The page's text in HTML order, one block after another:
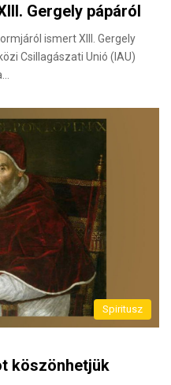
Gergely pápáról
ismert XIII. Gergely
Csillagászati Unió (IAU)
Spiritusz
köszönhetjük